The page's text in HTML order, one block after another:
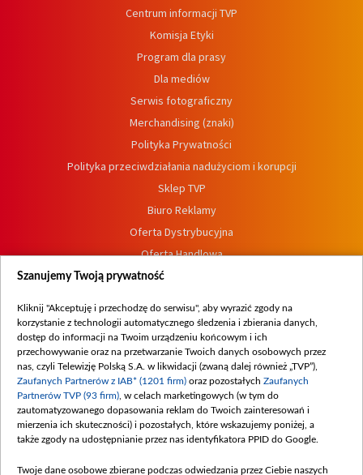
Centrum informacji TVP
Komisja Etyki
Program dla prasy
Dla mediów
Serwis fotograficzny
Merchandising (znaki)
Polityka Prywatności
Polityka przeciwdziałania nadużyciom i korupcji
Sklep TVP
Biuro Reklamy
Oferta Dystrybucyjna
Oferta Handlowa
Dostępność
Procedura zgłoszeń wewnętrznych
Szanujemy Twoją prywatność
Kliknij "Akceptuję i przechodzę do serwisu", aby wyrazić zgody na
korzystanie z technologii automatycznego śledzenia i zbierania danych,
dostęp do informacji na Twoim urządzeniu końcowym i ich
przechowywanie oraz na przetwarzanie Twoich danych osobowych przez
nas, czyli Telewizję Polską S.A. w likwidacji (zwaną dalej również „TVP”),
Zaufanych Partnerów z IAB* (1201 firm) oraz pozostałych Zaufanych
Partnerów TVP (93 firm) , w celach marketingowych (w tym do
zautomatyzowanego dopasowania reklam do Twoich zainteresowań i
mierzenia ich skuteczności) i pozostałych, które wskazujemy poniżej, a
także zgody na udostępnianie przez nas identyfikatora PPID do Google.
Twoje dane osobowe zbierane podczas odwiedzania przez Ciebie naszych